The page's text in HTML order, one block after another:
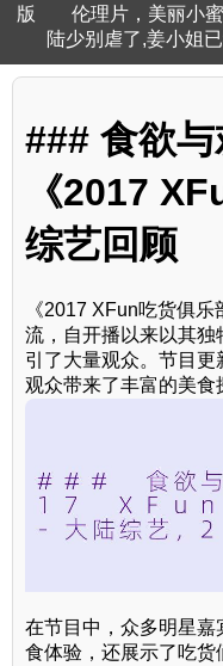
版
伦理片，美丽小
陆少别虐了,姜小姐
### 食欲
《2017
综艺回顾
《2017 XFun吃货俱
流，自开播以来以其独
引了大量观众。节目
观众带来了丰富的美食
在节目中，众多明星嘉
食体验，还展示了吃货